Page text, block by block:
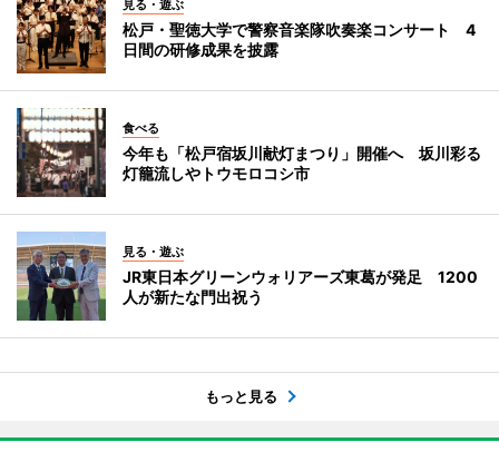
見る・遊ぶ
松戸・聖徳大学で警察音楽隊吹奏楽コンサート 4
日間の研修成果を披露
食べる
今年も「松戸宿坂川献灯まつり」開催へ 坂川彩る
灯籠流しやトウモロコシ市
見る・遊ぶ
JR東日本グリーンウォリアーズ東葛が発足 1200
人が新たな門出祝う
もっと見る